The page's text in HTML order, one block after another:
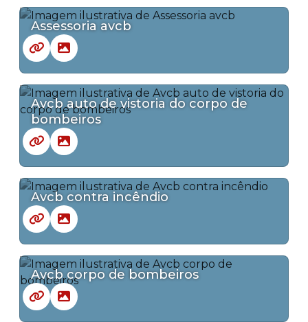
Assessoria avcb
Avcb auto de vistoria do corpo de
bombeiros
Avcb contra incêndio
Avcb corpo de bombeiros